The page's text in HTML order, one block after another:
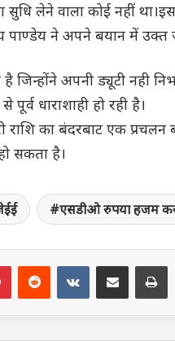
सुधि लेने वाला कोई नहीं
ने अपने बयान में उक्त
जिन्होंने अपनी ड्यूटी नही
धाराशाही हो रही है।
राशि का बंदरबाट एक
सकता है।
एसडीओ रुपया हजम
PinterestRedditVKontakte
Share via Email